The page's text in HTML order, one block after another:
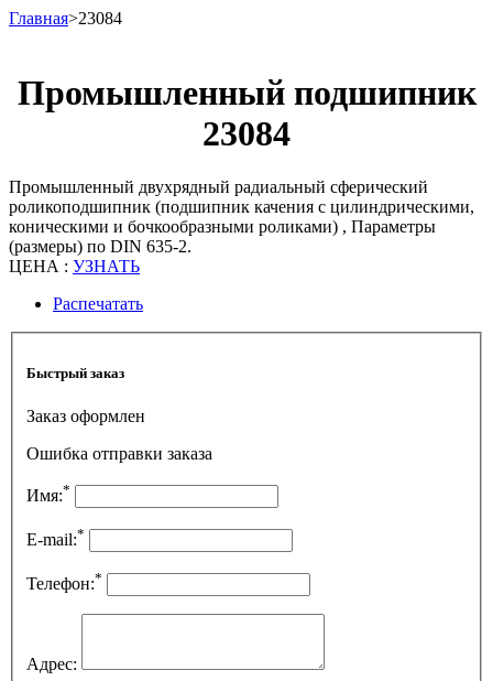
Главная>23084
Промышленный подшипник
23084
Промышленный двухрядный радиальный сферический
роликоподшипник (подшипник качения с цилиндрическими,
коническими и бочкообразными роликами) , Параметры
(размеры) по DIN 635-2.
ЦЕНА : УЗНАТЬ
Распечатать
Быстрый заказ
Заказ оформлен
Ошибка отправки заказа
Имя:*
E-mail:*
Телефон:*
Адрес: